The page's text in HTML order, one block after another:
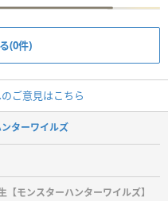
(0件)
ご意見はこちら
ターワイルズ
モンスターハンターワイルズ】